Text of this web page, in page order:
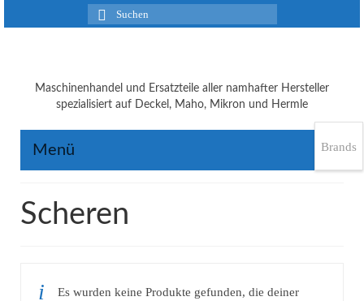
Suchen
nach:
Maschinenhandel und Ersatzteile aller namhafter Hersteller
spezialisiert auf Deckel, Maho, Mikron und Hermle
Menü
Scheren
Es wurden keine Produkte gefunden, die deiner
Brands